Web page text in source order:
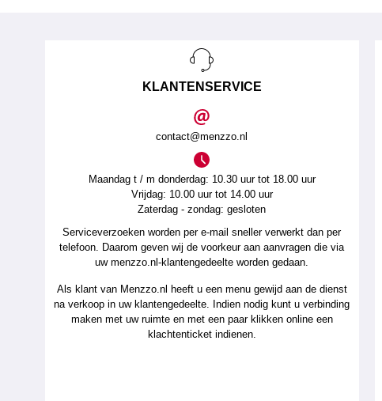
KLANTENSERVICE
contact@menzzo.nl
Maandag t / m donderdag: 10.30 uur tot 18.00 uur
Vrijdag: 10.00 uur tot 14.00 uur
Zaterdag - zondag: gesloten
Serviceverzoeken worden per e-mail sneller verwerkt dan per
telefoon. Daarom geven wij de voorkeur aan aanvragen die via
uw menzzo.nl-klantengedeelte worden gedaan.
Als klant van Menzzo.nl heeft u een menu gewijd aan de dienst
na verkoop in uw klantengedeelte. Indien nodig kunt u verbinding
maken met uw ruimte en met een paar klikken online een
klachtenticket indienen.